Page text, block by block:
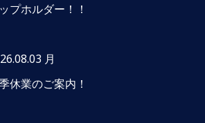
プホルダー！！
月
休業のご案内！